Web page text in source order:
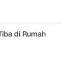
di Rumah